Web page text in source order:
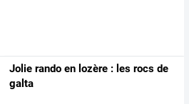
Jolie rando en lozère : les rocs de
galta